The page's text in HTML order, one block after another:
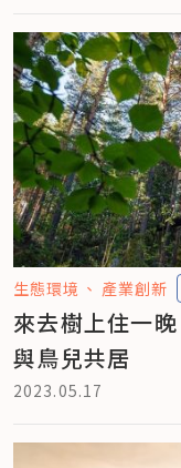
生態環境 產業創新
來去樹上住一
與鳥兒共居
2023.05.17